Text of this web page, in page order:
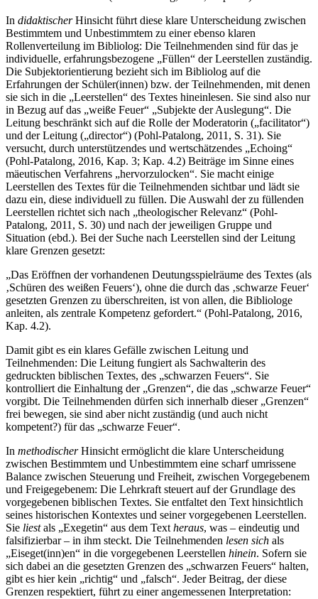
In didaktischerHinsicht führt diese klare Unterscheidung zwischen
Bestimmtem und Unbestimmtem zu einer ebenso klaren
Rollenverteilung im Bibliolog: Die Teilnehmenden sind für das je
individuelle, erfahrungsbezogene „Füllen“ der Leerstellen zuständig.
Die Subjektorientierung bezieht sich im Bibliolog auf die
Erfahrungen der Schüler(innen) bzw. der Teilnehmenden, mit denen
sie sich in die „Leerstellen“ des Textes hineinlesen. Sie sind also nur
in Bezug auf das „weiße Feuer“ „Subjekte der Auslegung“. Die
Leitung beschränkt sich auf die Rolle der Moderatorin („facilitator“)
und der Leitung („director“) (Pohl-Patalong, 2011, S. 31). Sie
versucht, durch unterstützendes und wertschätzendes „Echoing“
(Pohl-Patalong, 2016, Kap. 3; Kap. 4.2) Beiträge im Sinne eines
mäeutischen Verfahrens „hervorzulocken“. Sie macht einige
Leerstellen des Textes für die Teilnehmenden sichtbar und lädt sie
dazu ein, diese individuell zu füllen. Die Auswahl der zu füllenden
Leerstellen richtet sich nach „theologischer Relevanz“ (Pohl-
Patalong, 2011, S. 30) und nach der jeweiligen Gruppe und
Situation (ebd.). Bei der Suche nach Leerstellen sind der Leitung
klare Grenzen gesetzt:
„Das Eröffnen der vorhandenen Deutungsspielräume des Textes (als
‚Schüren des weißen Feuers‘), ohne die durch das ‚schwarze Feuer‘
gesetzten Grenzen zu überschreiten, ist von allen, die Bibliologe
anleiten, als zentrale Kompetenz gefordert.“ (Pohl-Patalong, 2016,
Kap. 4.2).
Damit gibt es ein klares Gefälle zwischen Leitung und
Teilnehmenden: Die Leitung fungiert als Sachwalterin des
gedruckten biblischen Textes, des „schwarzen Feuers“. Sie
kontrolliert die Einhaltung der „Grenzen“, die das „schwarze Feuer“
vorgibt. Die Teilnehmenden dürfen sich innerhalb dieser „Grenzen“
frei bewegen, sie sind aber nicht zuständig (und auch nicht
kompetent?) für das „schwarze Feuer“.
In methodischerHinsicht ermöglicht die klare Unterscheidung
zwischen Bestimmtem und Unbestimmtem eine scharf umrissene
Balance zwischen Steuerung und Freiheit, zwischen Vorgegebenem
und Freigegebenem: Die Lehrkraft steuert auf der Grundlage des
vorgegebenen biblischen Textes. Sie entfaltet den Text hinsichtlich
seines historischen Kontextes und seiner vorgegebenen Leerstellen.
Sie liestals „Exegetin“ aus dem Text heraus, was – eindeutig und
falsifizierbar – in ihm steckt. Die Teilnehmenden lesen sich als
„Eiseget(inn)en“ in die vorgegebenen Leerstellen hinein. Sofern sie
sich dabei an die gesetzten Grenzen des „schwarzen Feuers“ halten,
gibt es hier kein „richtig“ und „falsch“. Jeder Beitrag, der diese
Grenzen respektiert, führt zu einer angemessenen Interpretation: